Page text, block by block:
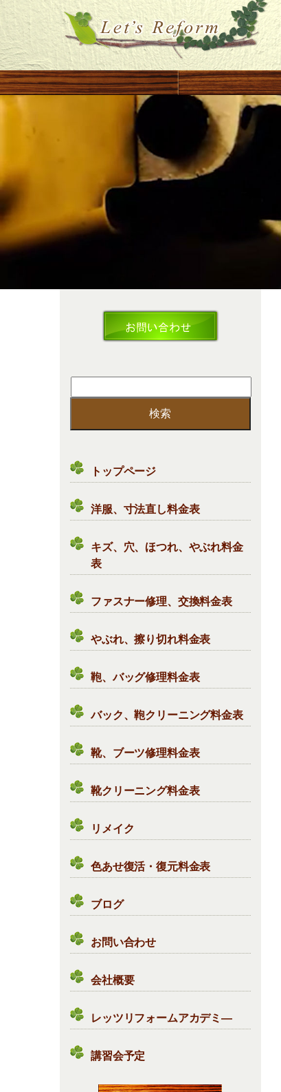
索:
トップページ
洋服、寸法直し料金表
キズ、穴、ほつれ、やぶれ料金
表
ファスナー修理、交換料金表
やぶれ、擦り切れ料金表
鞄、バッグ修理料金表
バック、鞄クリーニング料金表
靴、ブーツ修理料金表
靴クリーニング料金表
リメイク
色あせ復活・復元料金表
ブログ
お問い合わせ
会社概要
レッツリフォームアカデミ―
講習会予定